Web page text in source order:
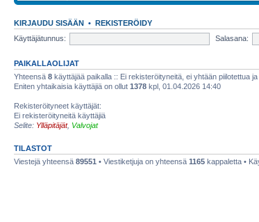
KIRJAUDU SISÄÄN • REKISTERÖIDY
Käyttäjätunnus:
Salasana:
PAIKALLAOLIJAT
Yhteensä 8 käyttäjää paikalla :: Ei rekisteröityneitä, ei yhtään piilotettua
Eniten yhtaikaisia käyttäjiä on ollut 1378 kpl, 01.04.2026 14:40
Rekisteröityneet käyttäjät:
Ei rekisteröityneitä käyttäjiä
Selite: Ylläpitäjät, Valvojat
TILASTOT
Viestejä yhteensä 89551 • Viestiketjuja on yhteensä 1165 kappaletta •